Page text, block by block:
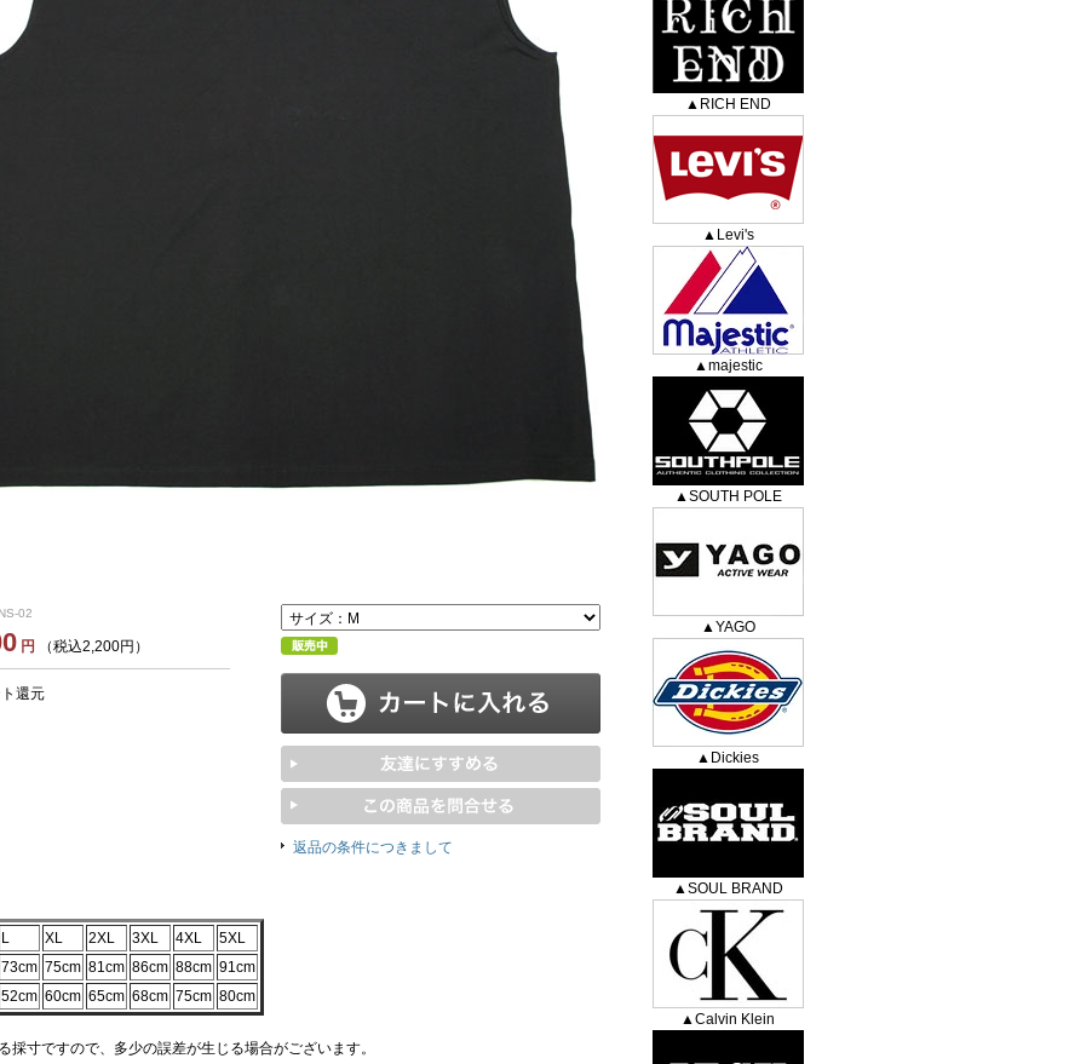
02
円 （税込2,200円）
還元
返品の条件につきまして
L XL 2XL 3XL 4XL
5XL
73cm 75cm 81cm 86cm 88cm 91cm
52cm 60cm 65cm 68cm 75cm 80cm
採寸ですので、多少の誤差が生じる場合がございます。
▲RICH END
▲Levi's
▲majestic
▲SOUTH POLE
▲YAGO
▲Dickies
▲SOUL BRAND
▲Calvin Klein